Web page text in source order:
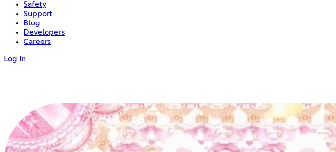
Safety
Support
Blog
Developers
Careers
Log In